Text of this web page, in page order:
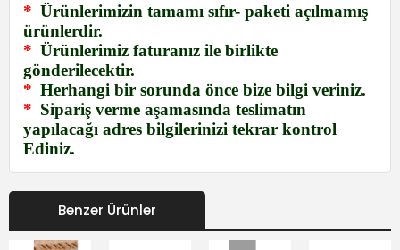
* Ürünlerimizin tamamı sıfır- paketi açılmamış
ürünlerdir.
* Ürünlerimiz faturanız ile birlikte
gönderilecektir.
* Herhangi bir sorunda önce bize bilgi veriniz.
* Sipariş verme aşamasında teslimatın
yapılacağı adres bilgilerinizi tekrar kontrol
Ediniz.
Benzer Ürünler